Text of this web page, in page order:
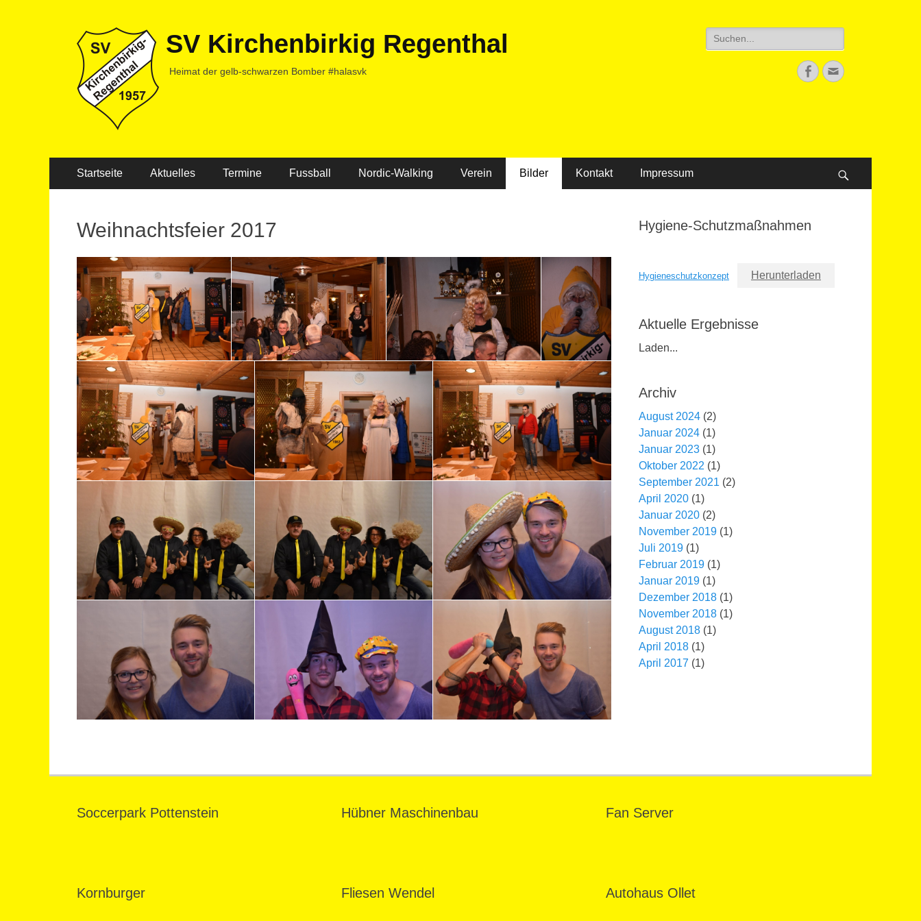
SV Kirchenbirkig Regenthal
Heimat der gelb-schwarzen Bomber #halasvk
Suche
nach:
Facebook
E-
Mail
Primäres
Menü
Startseite Aktuelles Termine Fussball Nordic-Walking Verein Bilder Kontakt Impressum
Weihnachtsfeier 2017 Hygiene-Schutzmaßnahmen
Hygieneschutzkonzept Herunterladen
Aktuelle Ergebnisse
Laden...
Archiv
August 2024 (2)
Januar 2024 (1)
Januar 2023 (1)
Oktober 2022 (1)
September 2021 (2)
April 2020 (1)
Januar 2020 (2)
November 2019 (1)
Juli 2019 (1)
Februar 2019 (1)
Januar 2019 (1)
Dezember 2018 (1)
November 2018 (1)
August 2018 (1)
April 2018 (1)
April 2017 (1)
Soccerpark Pottenstein
Kornburger
Hübner Maschinenbau
Fliesen Wendel
Fan Server
Autohaus Ollet